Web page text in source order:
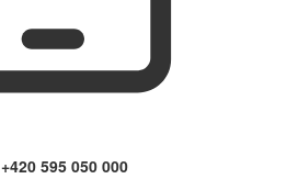
+420 595 050 000